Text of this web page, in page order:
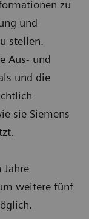
zu
und
stellen.
Aus- und
und die
sie Siemens
Jahre
weitere fünf